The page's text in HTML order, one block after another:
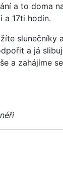
a to doma
a 17ti hodin.
slunečníky
a já
a zahájíme